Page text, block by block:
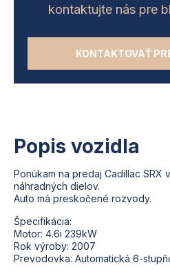
Popis vozidla
Ponúkam na predaj Cadillac SRX
náhradných dielov.
Auto má preskočené rozvody.
Špecifikácia:
Motor: 4.6i 239kW
Rok výroby: 2007
Prevodovka: Automatická 6-
kontaktujte nás pre
KONTAKTOVAŤ